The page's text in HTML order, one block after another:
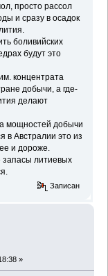
просто рассол
и сразу в осадок
боливийских
будут это
концентрата
добычи, а где-
делают
мощностей добычи
в Австралии это из
и дороже.
запасы литиевых
Записан
»